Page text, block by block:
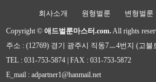
회사소개 원형벌룬 변형벌룬
Copyright © 애드벌룬마스터.com. All rights
주소 : (12769) 경기 광주시 직동7ㅡ4번지 (고불
TEL : 031-753-5874 | FAX : 031-753-5872
E_mail : adpartner1@hanmail.net